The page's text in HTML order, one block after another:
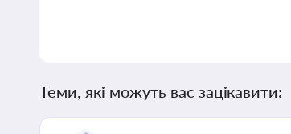
Теми, які можуть вас зацікавити: